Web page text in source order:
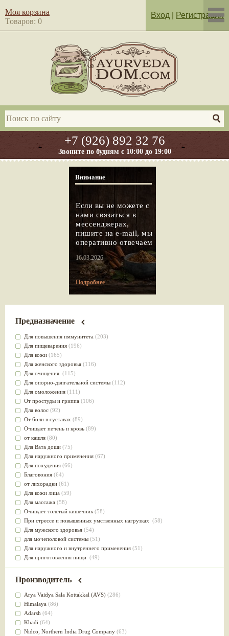
+7 (926) 892 32 76
Звоните по будням с 10:00 до 19:00
Моя корзина
Товаров: 0
Вход Регистрация
Внимание
Если вы не можете с
нами связаться в
мессенджерах,
пишите на e-mail, мы
оперативно отвечаем
16.03.2026
Подробнее
Предназначение
Для повышения иммунитета (203)
Для пищеварения (196)
Для кожи (165)
Для женского здоровья (116)
Для очищения (115)
Для опорно-двигательной системы (112)
Для омоложения (111)
От простуды и гриппа (106)
Для волос (92)
От боли в суставах (89)
Очищает печень и кровь (89)
от кашля (80)
Для Вата доши (75)
Для наружного применения (67)
Для похудения (66)
Благовония (64)
от лихорадки (61)
Для кожи лица (59)
Для массажа (58)
Очищает толстый кишечник (58)
При стрессе и повышенных умственных нагрузках (58)
Для мужского здоровья (54)
для мочеполовой системы (51)
Для наружного и внутреннего применения (51)
Для приготовления пищи (49)
от инфекций мочеполовой системы(49)
для суставов
Лечит опухоли и отеки(46)
Для медитации
выводит токсины
Для здоровья печени
Для тела(39)
Производитель
Arya Vaidya Sala Kottakkal (AVS) (286)
Himalaya (86)
Adarsh (64)
Khadi (64)
Nidсo, Northern India Drug Company (63)